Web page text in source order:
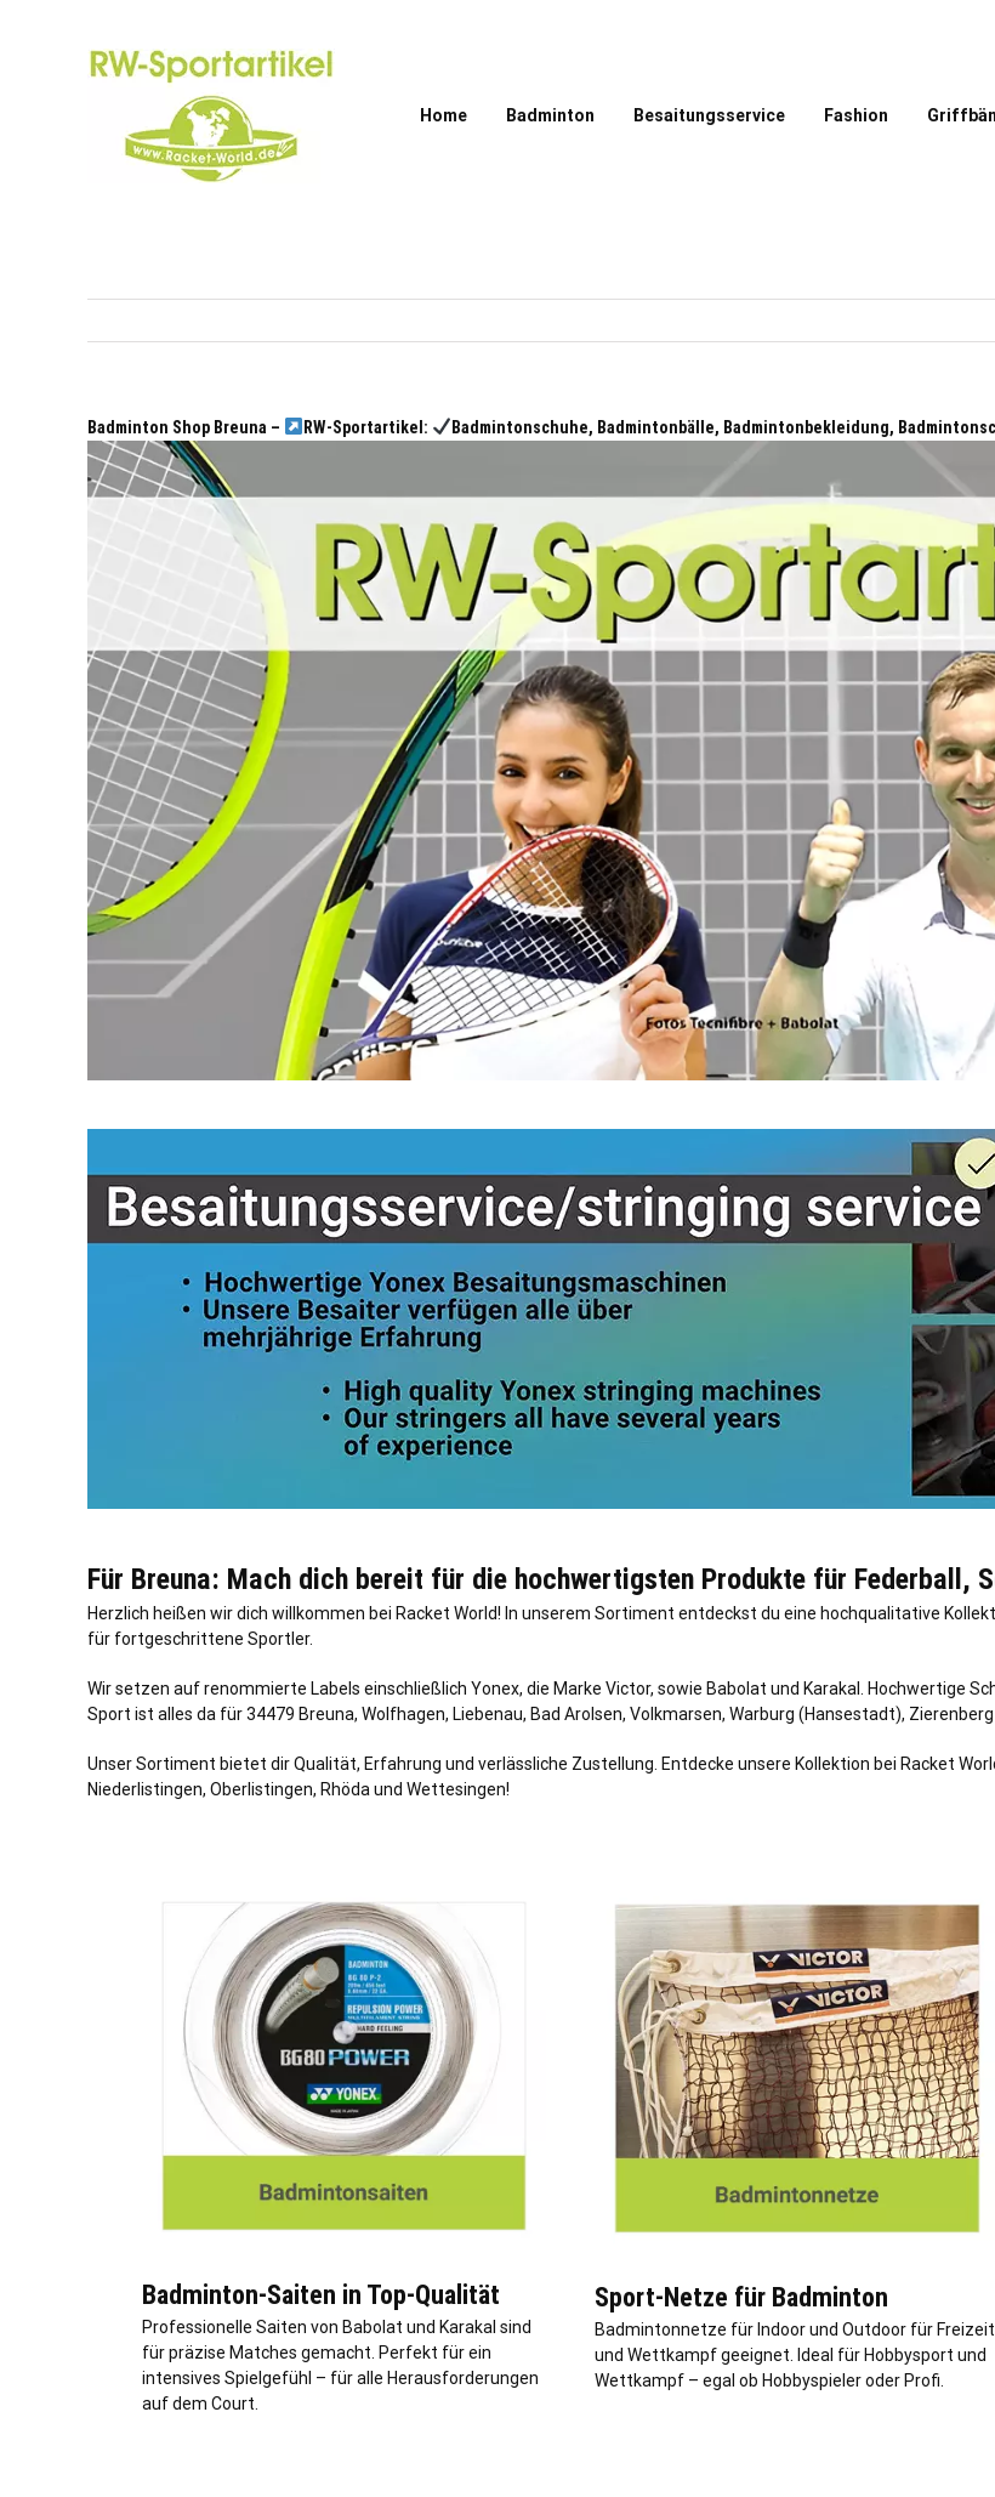
Home Badminton Besaitungsservice Fashion
Badminton Shop Breuna – RW-Sportartikel: Badmintonschuhe, Badmintonbälle, Badmintonbekleidung,
Für Breuna: Mach dich bereit für die hochwertigsten Produkte für Federball,
Herzlich heißen wir dich willkommen bei Racket World! In unserem Sortiment entdeckst du eine hochqualitative
für fortgeschrittene Sportler.
Wir setzen auf renommierte Labels einschließlich Yonex, die Marke Victor, sowie Babolat und Karakal. Hochwertige
Sport ist alles da für 34479 Breuna, Wolfhagen, Liebenau, Bad Arolsen, Volkmarsen, Warburg (Hansestadt),
Unser Sortiment bietet dir Qualität, Erfahrung und verlässliche Zustellung. Entdecke unsere Kollektion bei Racket
Niederlistingen, Oberlistingen, Rhöda und Wettesingen!
Badminton-Saiten in Top-Qualität
Professionelle Saiten von Babolat und Karakal sind
für präzise Matches gemacht. Perfekt für ein
intensives Spielgefühl – für alle Herausforderungen
auf dem Court.
Sport-Netze für Badminton
Badmintonnetze für Indoor und Outdoor für Freizeit
und Wettkampf geeignet. Ideal für Hobbysport und
Wettkampf – egal ob Hobbyspieler oder Profi.